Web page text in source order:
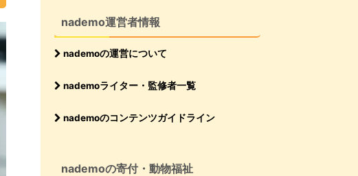
nademo運営者情報
nademoの運営について
nademoライター・監修者一覧
nademoのコンテンツガイドライン
nademoの寄付・動物福祉